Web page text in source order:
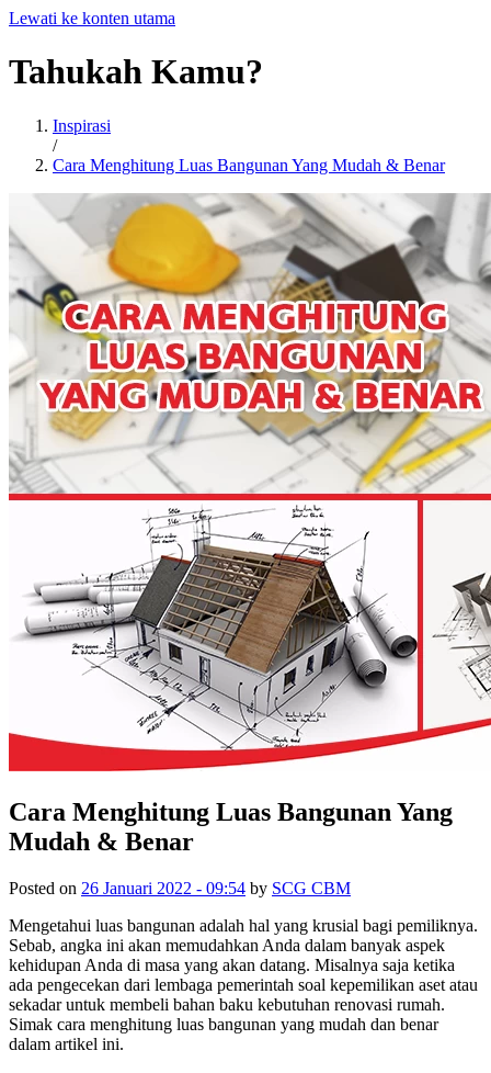
Lewati ke konten utama
Tahukah Kamu?
Inspirasi
/
Cara Menghitung Luas Bangunan Yang Mudah & Benar
Cara Menghitung Luas Bangunan Yang
Mudah & Benar
Posted on 26 Januari 2022 - 09:54 by SCG CBM
Mengetahui luas bangunan adalah hal yang krusial bagi pemiliknya.
Sebab, angka ini akan memudahkan Anda dalam banyak aspek
kehidupan Anda di masa yang akan datang. Misalnya saja ketika
ada pengecekan dari lembaga pemerintah soal kepemilikan aset atau
sekadar untuk membeli bahan baku kebutuhan renovasi rumah.
Simak cara menghitung luas bangunan yang mudah dan benar
dalam artikel ini.